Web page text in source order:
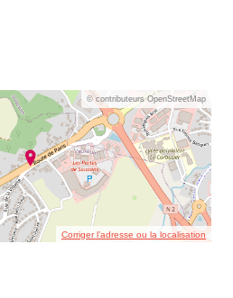
© contributeurs OpenStreetMap
Corriger l’adresse ou la localisation